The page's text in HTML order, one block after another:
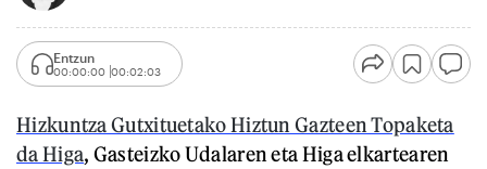
Entzun
00:00:00 00:02:03
Hizkuntza Gutxituetako Hiztun Gazteen Topaketa
da Higa, Gasteizko Udalaren eta Higa elkartearen